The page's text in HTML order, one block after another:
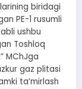
biridagi
PE-1 rusumli
ushbu
Toshloq
MChJga
gaz plitasi
ta’mirlash